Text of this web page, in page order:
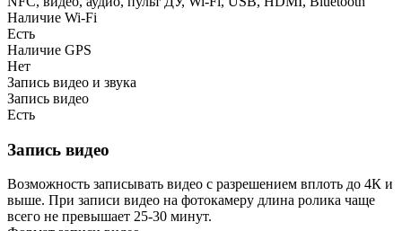
Наличие Wi-Fi
Есть
Наличие GPS
Нет
Запись видео и звука
Запись видео
Есть
Запись видео
Возможность записывать видео с разрешением вплоть до 4К и
выше. При записи видео на фотокамеру длина ролика чаще
всего не превышает 25-30 минут.